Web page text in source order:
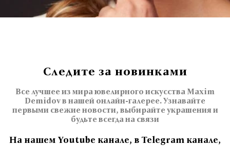
Следите за новинками
Все лучшее из мира ювелирного искусства Maxim
Demidov в нашей онлайн-галерее. Узнавайте
первыми свежие новости, выбирайте украшения и
будьте всегда на связи
На нашем Youtube канале, в Telegram канале,